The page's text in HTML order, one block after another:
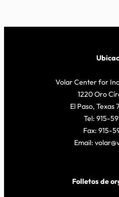
Volar Center for
1220 Oro
El Paso,
Tel: 915-
Fax: 915-
Email:
Folletos de